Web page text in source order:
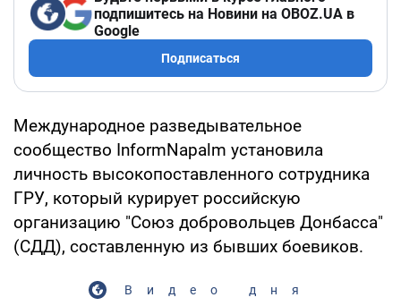
подпишитесь на Новини на OBOZ.UA в
Google
Подписаться
Международное разведывательное
сообщество InformNapalm установила
личность высокопоставленного сотрудника
ГРУ, который курирует российскую
организацию "Союз добровольцев Донбасса"
(СДД), составленную из бывших боевиков.
Видео дня